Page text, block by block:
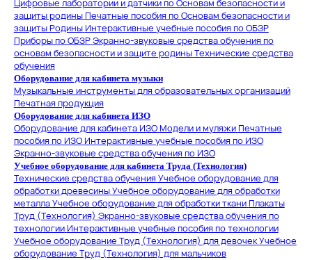
Цифровые лаборатории и датчики по Основам безопасности и
защиты родиныПечатные пособия по Основам безопасности и
защиты Родины Интерактивные учебные пособия по ОБЗР
Приборы по ОБЗРЭкранно-звуковые средства обучения по
основам безопасности и защите родиныТехнические средства
обучения
Оборудование для кабинета музыки
Музыкальные инструменты для образовательных организаций
Печатная продукция
Оборудование для кабинета ИЗО
Оборудование для кабинета ИЗОМодели и муляжиПечатные
пособия по ИЗО Интерактивные учебные пособия по ИЗО
Экранно-звуковые средства обучения по ИЗО
Учебное оборудование для кабинета Труда (Технология)
Технические средства обученияУчебное оборудование для
обработки древесиныУчебное оборудование для обработки
металлаУчебное оборудование для обработки тканиПлакаты
Труд (Технология) Экранно-звуковые средства обучения по
технологии Интерактивные учебные пособия по технологии
Учебное оборудование Труд (Технология) для девочекУчебное
оборудование Труд (Технология) для мальчиков